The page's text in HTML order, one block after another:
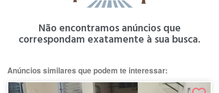
Não encontramos anúncios que
correspondam exatamente à sua busca.
Anúncios similares que podem te interessar: